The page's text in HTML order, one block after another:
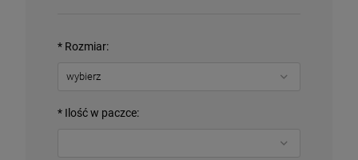
* Rozmiar:
* Ilość w paczce: